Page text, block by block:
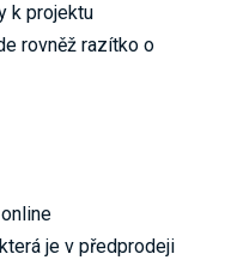
k projektu
rovněž razítko o
je v předprodeji